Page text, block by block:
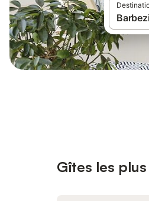
Gîtes les